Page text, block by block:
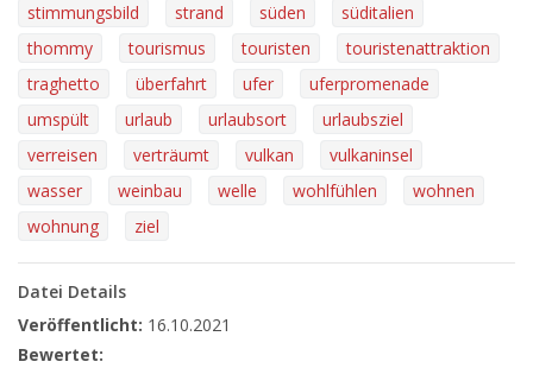
stimmungsbild
strand süden
süditalien
thommy
tourismus touristen
touristenattraktion
traghetto
überfahrt ufer
uferpromenade
umspült
urlaub urlaubsort
urlaubsziel
verreisen
verträumt vulkan
vulkaninsel
wasser
weinbau welle wohlfühlen
wohnen
wohnung
ziel
Datei Details
Veröffentlicht: 16.10.2021
Bewertet: